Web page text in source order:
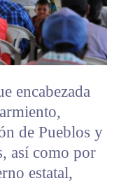
encabezada
de Pueblos y
así como por
estatal,